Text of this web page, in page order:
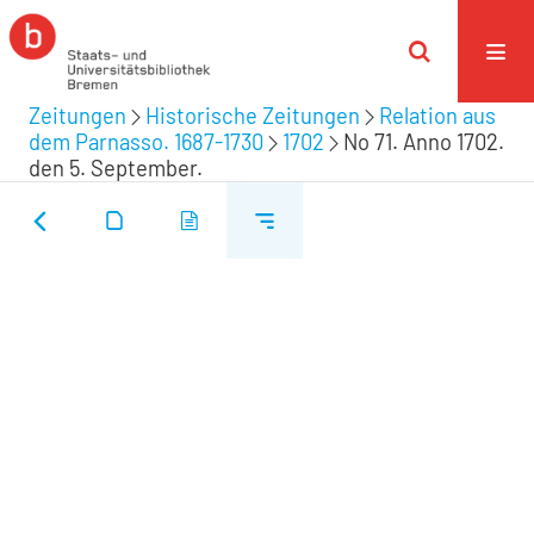
Zeitungen Historische Zeitungen
Relation aus
dem Parnasso. 1687-1730
1702
No 71. Anno 1702.
den 5. September.